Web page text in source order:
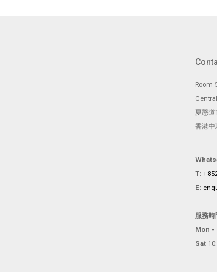
Room
夏慤道
香港中
T:
E:
服務時
Mon -
Sat